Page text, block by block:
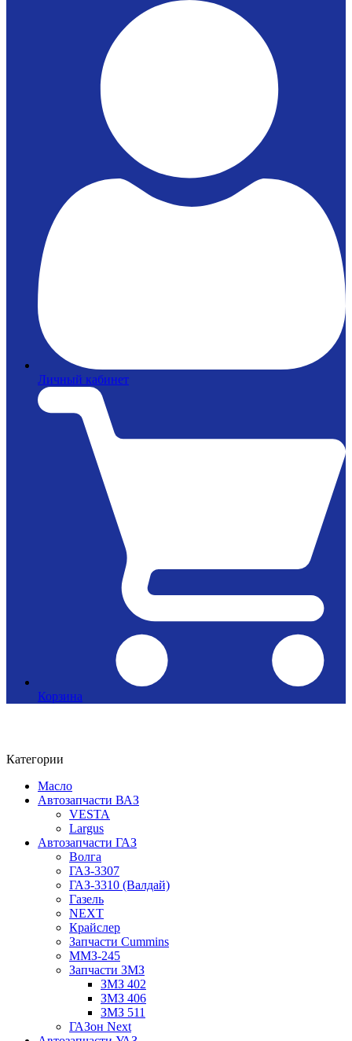
Личный кабинет
Корзина
Категории
Масло
Автозапчасти ВАЗ
VESTA
Largus
Автозапчасти ГАЗ
Волга
ГАЗ-3307
ГАЗ-3310 (Валдай)
Газель
NEXT
Крайслер
Запчасти Cummins
ММЗ-245
Запчасти ЗМЗ
ЗМЗ 402
ЗМЗ 406
ЗМЗ 511
ГАЗон Next